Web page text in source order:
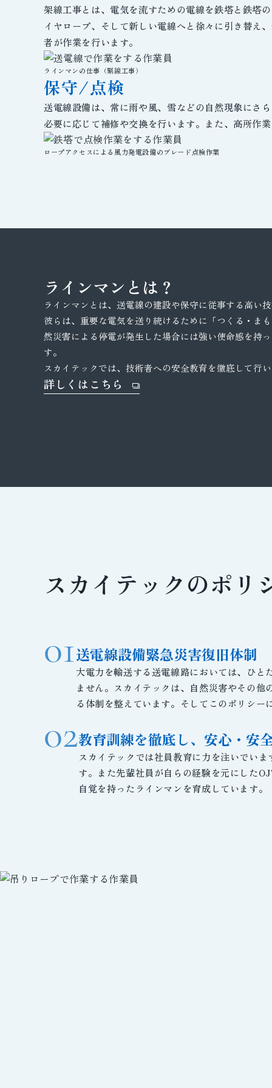
架線工事とは、電気を流すための電線を鉄塔と鉄塔
イヤロープ、そして新しい電線へと徐々に引き替え
者が作業を行います。
ラインマンの仕事（緊線工事）
保守/点検
送電線設備は、常に雨や風、雪などの自然現象にさ
必要に応じて補修や交換を行います。また、高所作
ロープアクセスによる風力発電設備のブレード点検作業
ラインマンとは？
ラインマンとは、送電線の建設や保守に従事する高い
彼らは、重要な電気を送り続けるために「つくる・ま
然災害による停電が発生した場合には強い使命感を持
す。
スカイテックでは、技術者への安全教育を徹底して行
詳しくはこちら
スカイテックのポリ
01送電線設備緊急災害復旧体制
大電力を輸送する送電線路においては、ひ
ません。スカイテックは、自然災害やその
る体制を整えています。そしてこのポリシ
02教育訓練を徹底し、 安心・安
スカイテックでは社員教育に力を注いでい
す。また先輩社員が自らの経験を元にした
自覚を持ったラインマンを育成しています。